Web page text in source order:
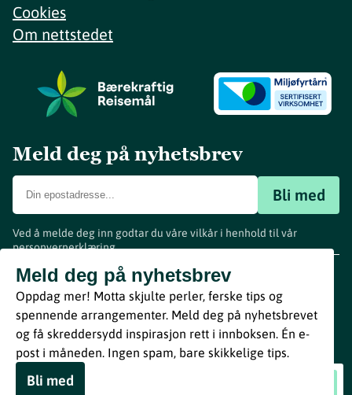
Silje Nergaard
Cookies
Om nettstedet
Meld deg på nyhetsbrev
Bli med
Ved å melde deg inn godtar du våre vilkår i henhold til vår
personvernerklæring.
Meld deg på nyhetsbrev
Oppdag mer! Motta skjulte perler, ferske tips og
spennende arrangementer. Meld deg på nyhetsbrevet
og få skreddersydd inspirasjon rett i innboksen. Én e-
post i måneden. Ingen spam, bare skikkelige tips.
Bli med
www.visitvestfold.com
Turistinformasjon
Vestfold Fylkeskommune
ByBreakfast